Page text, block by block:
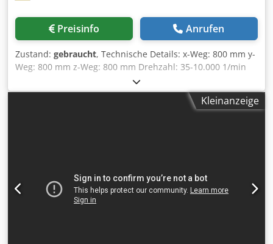
Preisinfo Anrufen
Zustand: gebraucht, Technische Details: x-Weg: 800 mm y-
Weg: 800 mm z-Weg: 800 mm Drehzahl: 35-10.000 1/min
Spindel: 37 / 30 kW Drehmoment an der Spindel: 525 / 206
Nm Werkzeugaufnahme: BT 50 Eilgang: 60 m/min
Werkzeugwechseleinrichtung: 160 Pos. Palettengröße: 500
fach Palettenwechsler, Späneförderer, Kühlmittelanlage
mit IKZ, Djdpfxjwix E Rs Aqqsck Zubehöre für beide
Maschinen: 18 Paletten, ca. 300 Stck.
Kleinanzeige